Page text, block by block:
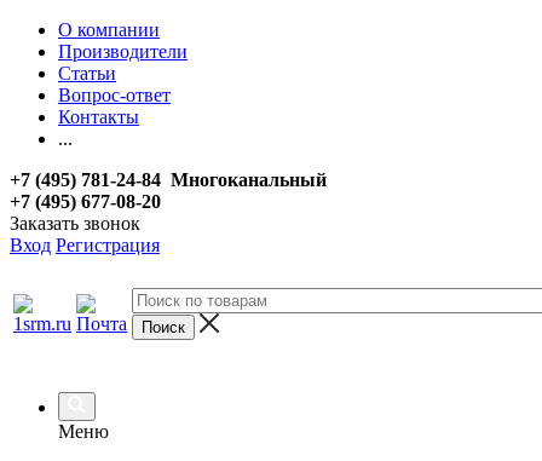
О компании
Производители
Статьи
Вопрос-ответ
Контакты
...
+7 (495) 781-24-84 Многоканальный
+7 (495) 677-08-20
Заказать звонок
Вход Регистрация
Меню